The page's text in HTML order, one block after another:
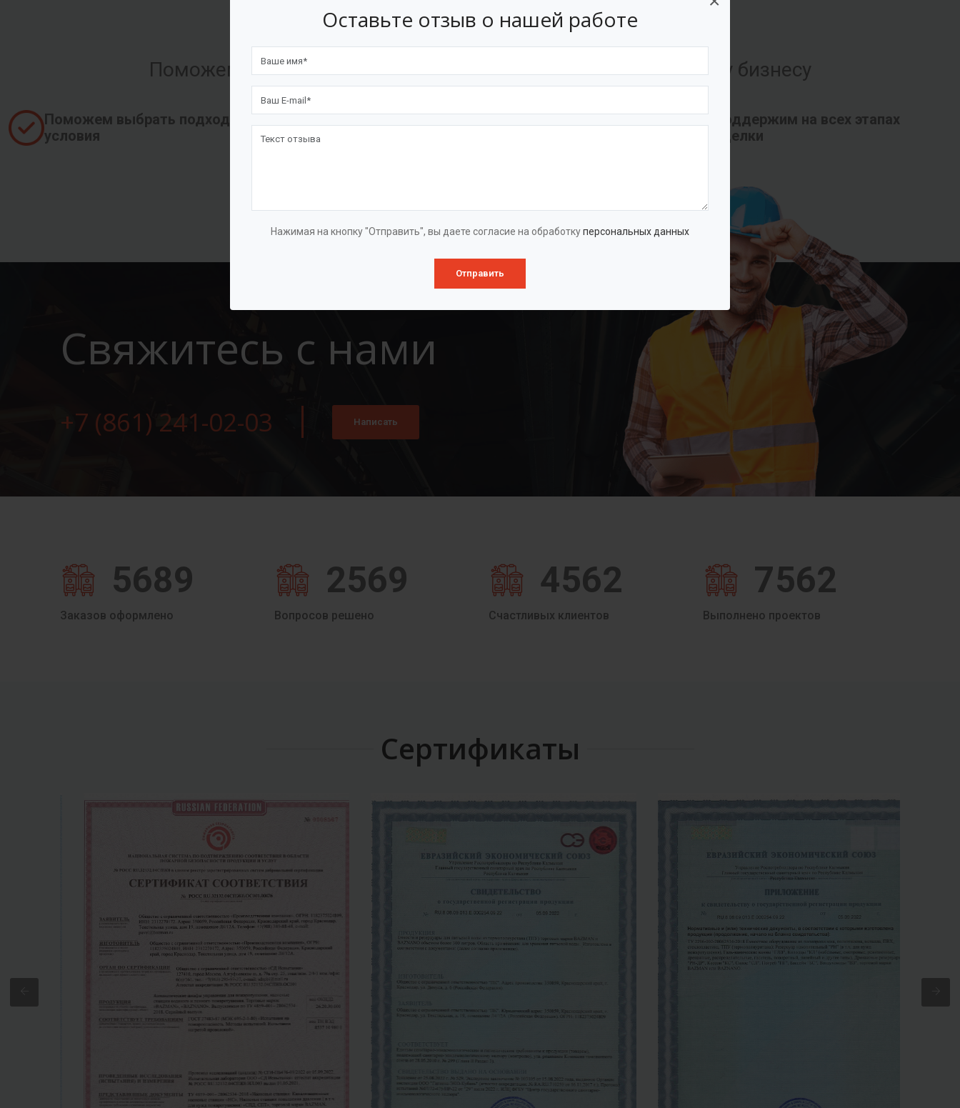
Оставьте отзыв о нашей работе
Нажимая на кнопку "Отправить", вы даете согласие на обработкуперсональных данных
Отправить
Поможем оформить лизинг на условиях, подходящих вашему бизнесу
Поможем выбрать подходящие
условия
Оформим документы и договор
Поддержим на всех этапах
сделки
Свяжитесь с нами
+7 (861) 241-02-03 Написать
5689
Заказов оформлено
2569
Вопросов решено
4562
Счастливых клиентов
7562
Выполнено проектов
Сертификаты